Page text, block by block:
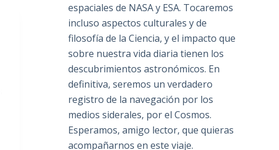
espaciales de NASA y ESA. Tocaremos
incluso aspectos culturales y de
filosofía de la Ciencia, y el impacto que
sobre nuestra vida diaria tienen los
descubrimientos astronómicos. En
definitiva, seremos un verdadero
registro de la navegación por los
medios siderales, por el Cosmos.
Esperamos, amigo lector, que quieras
acompañarnos en este viaje.